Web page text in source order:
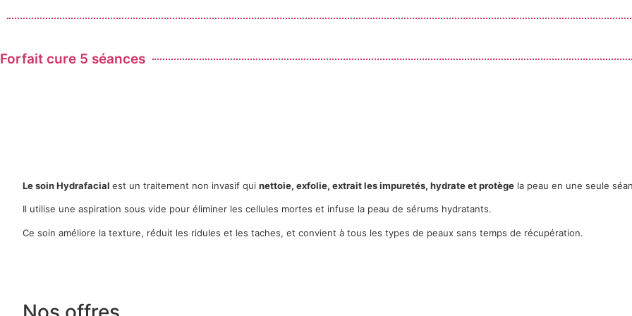
Forfait cure 5 séances
Le soin Hydrafacial est un traitement non invasif qui nettoie, exfolie, extrait les impuretés, hydrate et protège la peau en une seule
Il utilise une aspiration sous vide pour éliminer les cellules mortes et infuse la peau de sérums hydratants.
Ce soin améliore la texture, réduit les ridules et les taches, et convient à tous les types de peaux sans temps de récupération.